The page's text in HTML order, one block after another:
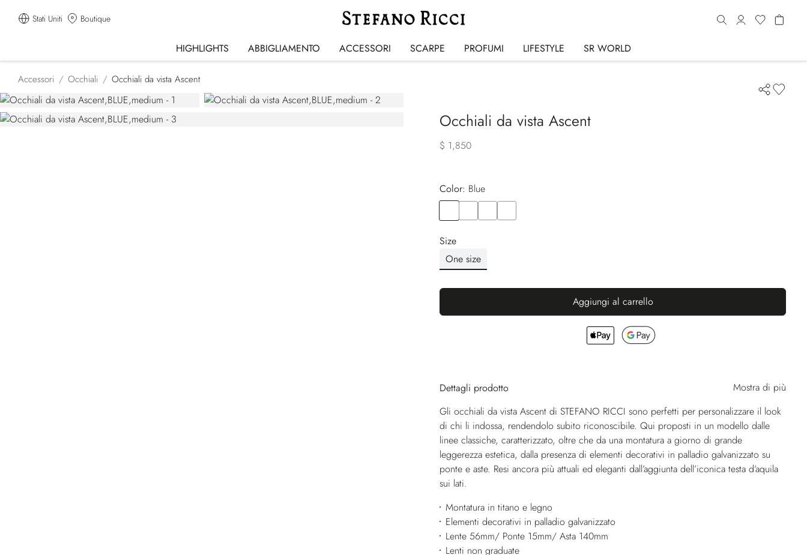
Stati Uniti Boutique
HIGHLIGHTS ABBIGLIAMENTO ACCESSORI SCARPE PROFUMI LIFESTYLE SR WORLD
Accessori Occhiali Occhiali da vista Ascent
Occhiali da vista Ascent
$ 1,850
Color:
blue
Size
One size
Aggiungi al carrello
Dettagli prodotto
Mostra di più
Gli occhiali da vista Ascent di STEFANO RICCI sono perfetti per personalizzare il look
di chi li indossa, rendendolo subito riconoscibile. Qui proposti in un modello dalle
linee classiche, caratterizzato, oltre che da una montatura a giorno di grande
leggerezza estetica, dalla presenza di elementi decorativi in palladio galvanizzato su
ponte e aste. Resi ancora più attuali ed eleganti dall’aggiunta dell’iconica testa d’aquila
sui lati.
Montatura in titano e legno
Elementi decorativi in palladio galvanizzato
Lente 56mm/ Ponte 15mm/ Asta 140mm
Lenti non graduate